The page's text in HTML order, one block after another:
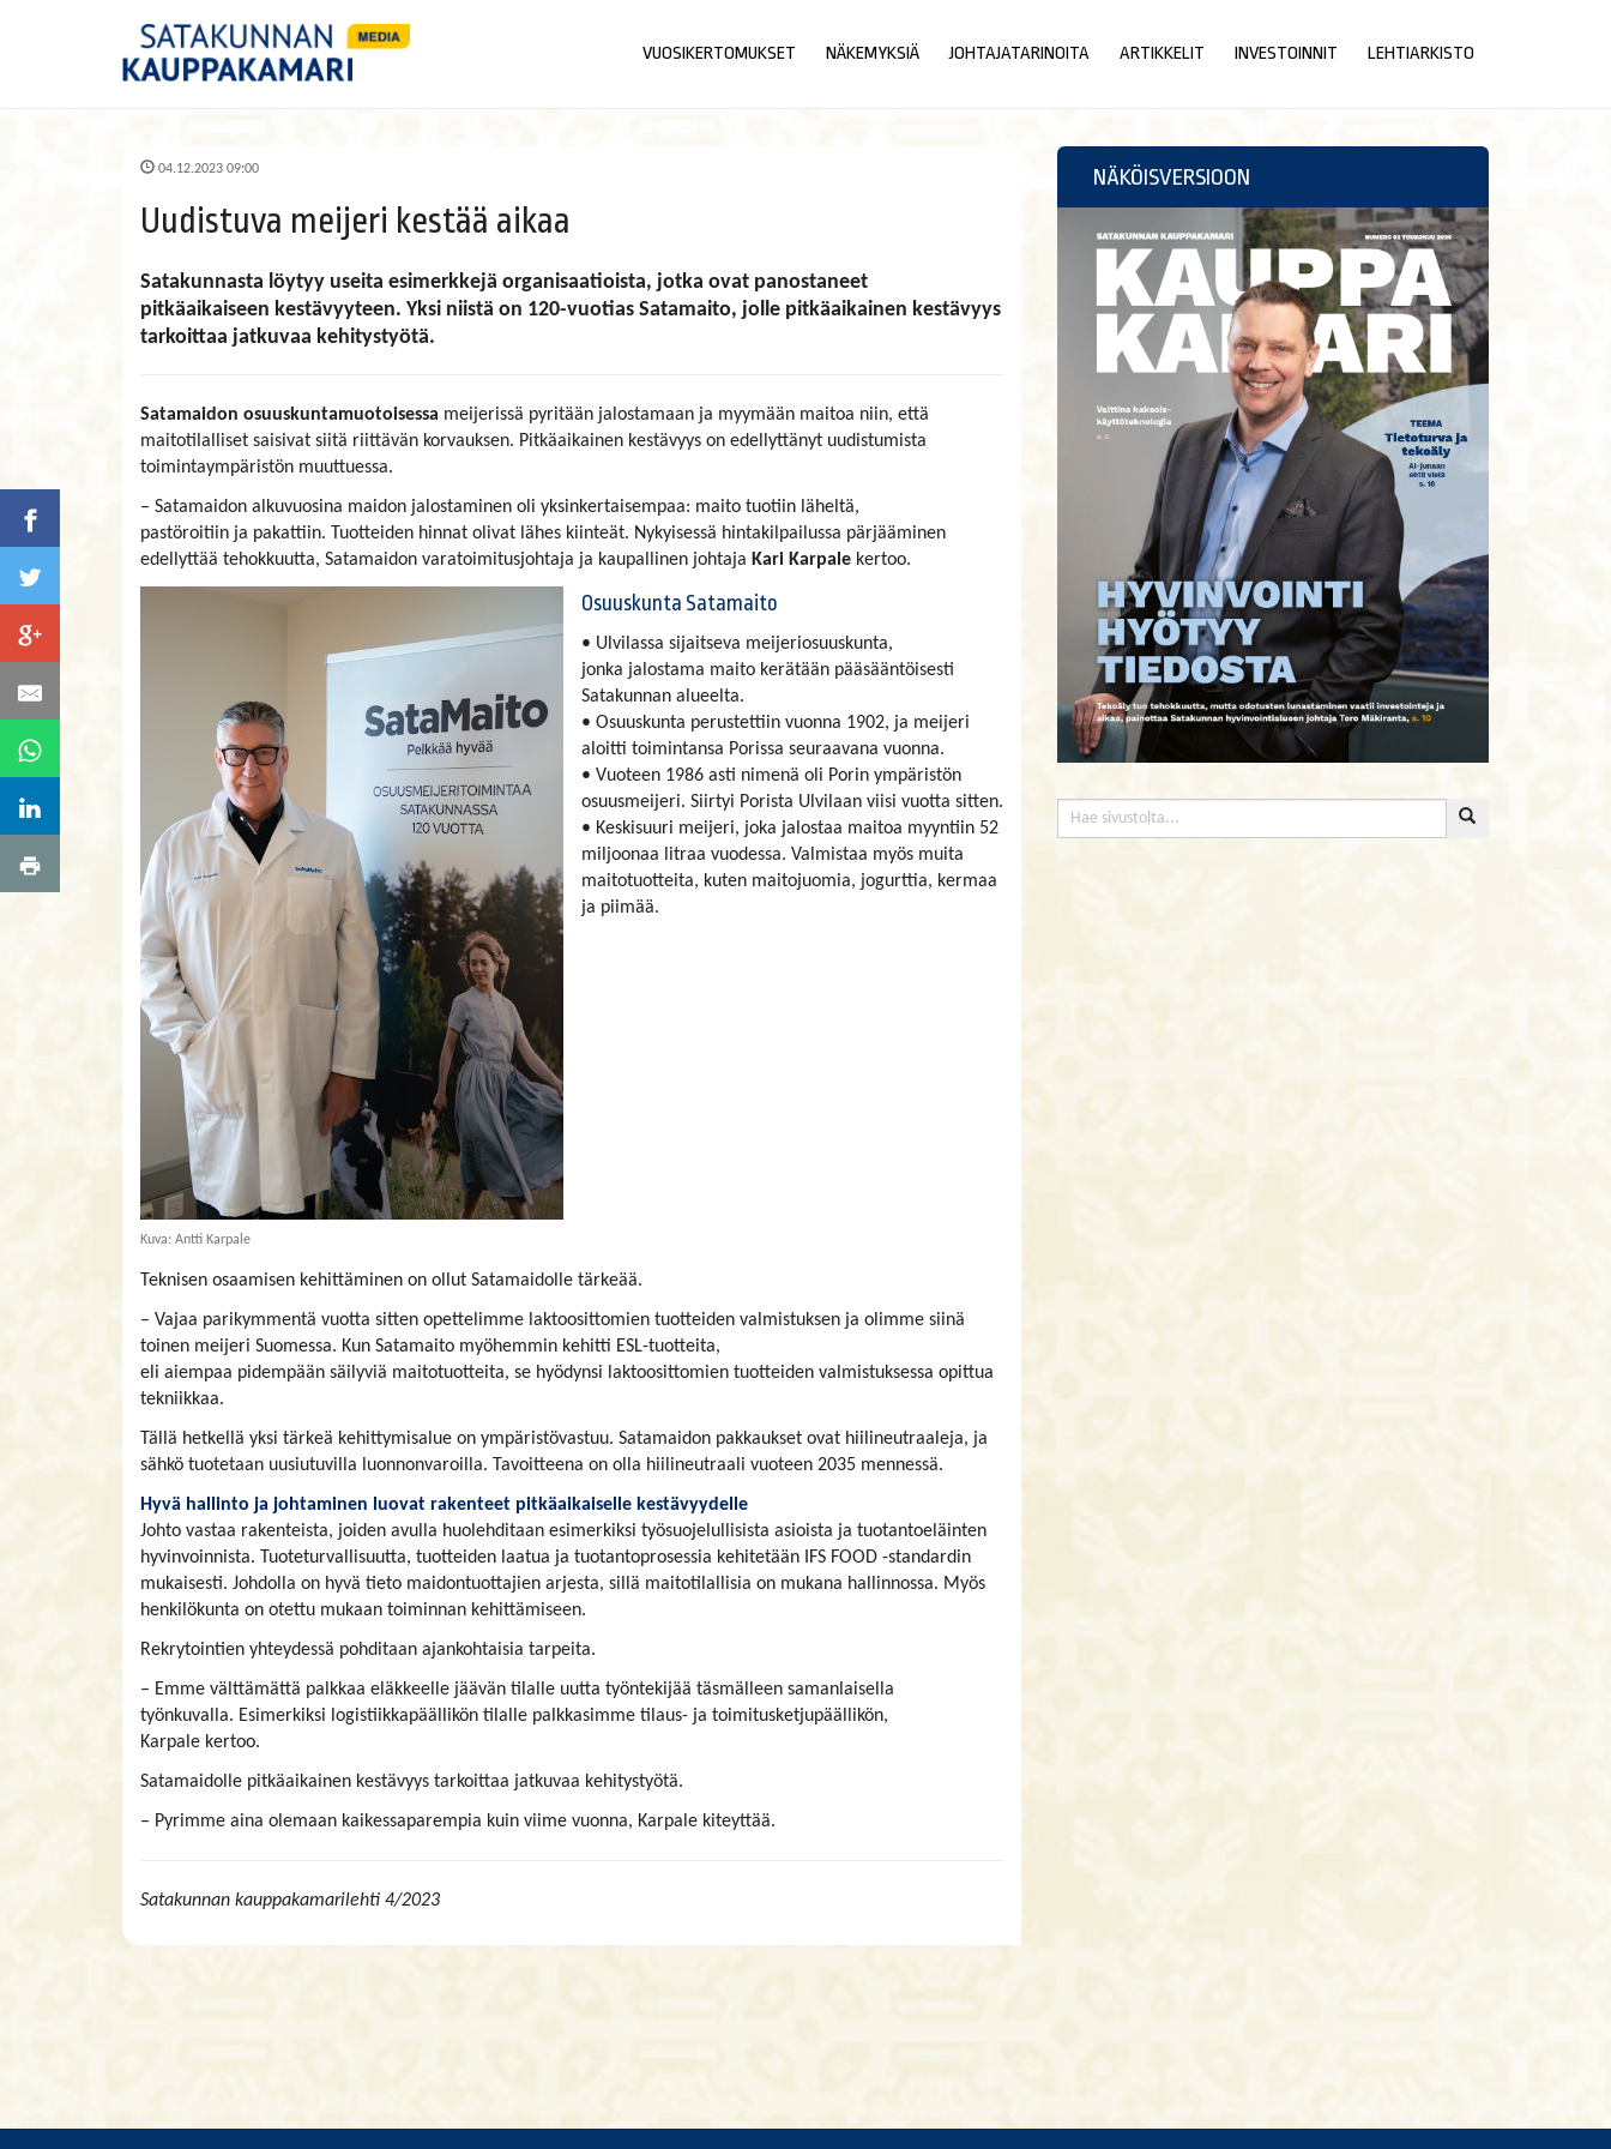
VUOSIKERTOMUKSET NÄKEMYKSIÄ JOHTAJATARINOITA ARTIKKELIT INVESTOINNIT LEHTIARKISTO
04.12.2023 09:00
Uudistuva meijeri kestää aikaa
Satakunnasta löytyy useita esimerkkejä organisaatioista, jotka ovat panostaneet
pitkäaikaiseen kestävyyteen. Yksi niistä on 120-vuotias Satamaito, jolle pitkäaikainen kestävyys
tarkoittaa jatkuvaa kehitystyötä.
Satamaidon osuuskuntamuotoisessa meijerissä pyritään jalostamaan ja myymään maitoa niin, että
maitotilalliset saisivat siitä riittävän korvauksen. Pitkäaikainen kestävyys on edellyttänyt uudistumista
toimintaympäristön muuttuessa.
– Satamaidon alkuvuosina maidon jalostaminen oli yksinkertaisempaa: maito tuotiin läheltä,
pastöroitiin ja pakattiin. Tuotteiden hinnat olivat lähes kiinteät. Nykyisessä hintakilpailussa pärjääminen
edellyttää tehokkuutta, Satamaidon varatoimitusjohtaja ja kaupallinen johtaja Kari Karpale kertoo.
Kuva: Antti Karpale
Osuuskunta Satamaito
• Ulvilassa sijaitseva meijeriosuuskunta,
jonka jalostama maito kerätään pääsääntöisesti
Satakunnan alueelta.
• Osuuskunta perustettiin vuonna 1902, ja meijeri
aloitti toimintansa Porissa seuraavana vuonna.
• Vuoteen 1986 asti nimenä oli Porin ympäristön
osuusmeijeri. Siirtyi Porista Ulvilaan viisi vuotta sitten.
• Keskisuuri meijeri, joka jalostaa maitoa myyntiin 52
miljoonaa litraa vuodessa. Valmistaa myös muita
maitotuotteita, kuten maitojuomia, jogurttia, kermaa
ja piimää.
Teknisen osaamisen kehittäminen on ollut Satamaidolle tärkeää.
– Vajaa parikymmentä vuotta sitten opettelimme laktoosittomien tuotteiden valmistuksen ja olimme siinä
toinen meijeri Suomessa. Kun Satamaito myöhemmin kehitti ESL-tuotteita,
eli aiempaa pidempään säilyviä maitotuotteita, se hyödynsi laktoosittomien tuotteiden valmistuksessa opittua
tekniikkaa.
Tällä hetkellä yksi tärkeä kehittymisalue on ympäristövastuu. Satamaidon pakkaukset ovat hiilineutraaleja, ja
sähkö tuotetaan uusiutuvilla luonnonvaroilla. Tavoitteena on olla hiilineutraali vuoteen 2035 mennessä.
Hyvä hallinto ja johtaminen luovat rakenteet pitkäaikaiselle kestävyydelle
Johto vastaa rakenteista, joiden avulla huolehditaan esimerkiksi työsuojelullisista asioista ja tuotantoeläinten
hyvinvoinnista. Tuoteturvallisuutta, tuotteiden laatua ja tuotantoprosessia kehitetään IFS FOOD -standardin
mukaisesti. Johdolla on hyvä tieto maidontuottajien arjesta, sillä maitotilallisia on mukana hallinnossa. Myös
henkilökunta on otettu mukaan toiminnan kehittämiseen.
Rekrytointien yhteydessä pohditaan ajankohtaisia tarpeita.
– Emme välttämättä palkkaa eläkkeelle jäävän tilalle uutta työntekijää täsmälleen samanlaisella
työnkuvalla. Esimerkiksi logistiikkapäällikön tilalle palkkasimme tilaus- ja toimitusketjupäällikön,
Karpale kertoo.
Satamaidolle pitkäaikainen kestävyys tarkoittaa jatkuvaa kehitystyötä.
– Pyrimme aina olemaan kaikessaparempia kuin viime vuonna, Karpale kiteyttää.
Satakunnan kauppakamarilehti 4/2023
NÄKÖISVERSIOON